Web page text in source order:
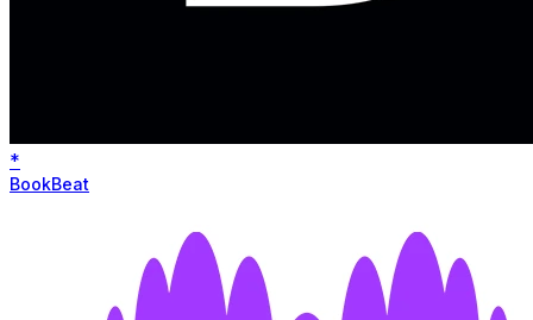
*
BookBeat